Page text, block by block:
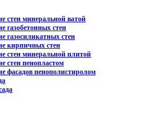
стен минеральной ватой
газобетонных стен
газосиликатных стен
кирпичных стен
стен минеральной плитой
стен пенопластом
фасадов пенополистиролом